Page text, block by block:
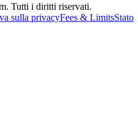
Tutti i diritti riservati.
sulla privacyFees & LimitsStato